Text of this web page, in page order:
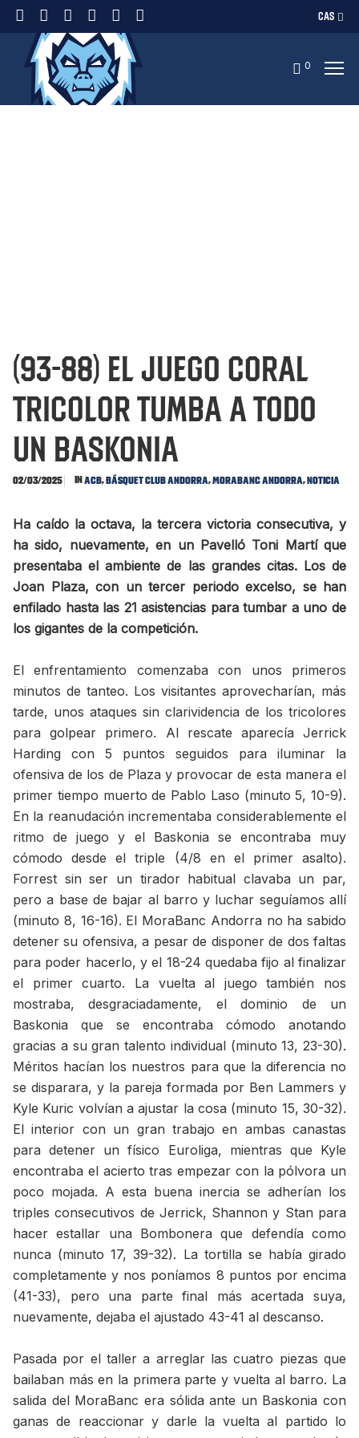
CAS
0
(93-88) El juego coral
tricolor tumba a todo
un Baskonia
02/03/2025 InACB,Básquet Club Andorra,MoraBanc Andorra,Noticia
Ha caído la octava, la tercera victoria consecutiva, y
ha sido, nuevamente, en un Pavelló Toni Martí que
presentaba el ambiente de las grandes citas. Los de
Joan Plaza, con un tercer periodo excelso, se han
enfilado hasta las 21 asistencias para tumbar a uno de
los gigantes de la competición.
El enfrentamiento comenzaba con unos primeros
minutos de tanteo. Los visitantes aprovecharían, más
tarde, unos ataques sin clarividencia de los tricolores
para golpear primero. Al rescate aparecía Jerrick
Harding con 5 puntos seguidos para iluminar la
ofensiva de los de Plaza y provocar de esta manera el
primer tiempo muerto de Pablo Laso (minuto 5, 10-9).
En la reanudación incrementaba considerablemente el
ritmo de juego y el Baskonia se encontraba muy
cómodo desde el triple (4/8 en el primer asalto).
Forrest sin ser un tirador habitual clavaba un par,
pero a base de bajar al barro y luchar seguíamos allí
(minuto 8, 16-16). El MoraBanc Andorra no ha sabido
detener su ofensiva, a pesar de disponer de dos faltas
para poder hacerlo, y el 18-24 quedaba fijo al finalizar
el primer cuarto. La vuelta al juego también nos
mostraba, desgraciadamente, el dominio de un
Baskonia que se encontraba cómodo anotando
gracias a su gran talento individual (minuto 13, 23-30).
Méritos hacían los nuestros para que la diferencia no
se disparara, y la pareja formada por Ben Lammers y
Kyle Kuric volvían a ajustar la cosa (minuto 15, 30-32).
El interior con un gran trabajo en ambas canastas
para detener un físico Euroliga, mientras que Kyle
encontraba el acierto tras empezar con la pólvora un
poco mojada. A esta buena inercia se adherían los
triples consecutivos de Jerrick, Shannon y Stan para
hacer estallar una Bombonera que defendía como
nunca (minuto 17, 39-32). La tortilla se había girado
completamente y nos poníamos 8 puntos por encima
(41-33), pero una parte final más acertada suya,
nuevamente, dejaba el ajustado 43-41 al descanso.
Pasada por el taller a arreglar las cuatro piezas que
bailaban más en la primera parte y vuelta al barro. La
salida del MoraBanc era sólida ante un Baskonia con
ganas de reaccionar y darle la vuelta al partido lo